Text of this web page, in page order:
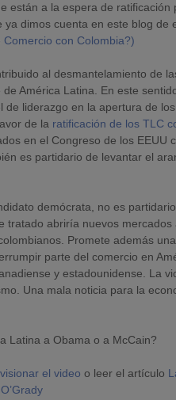
están a la espera de
ya dimos cuenta en este blog de
con Colombia?)
al desmantelamiento de
América Latina. En este
de liderazgo en la apertura de
de la ratificación de los TLC
en el Congreso de los EEUU
es partidario de levantar el
demócrata, no es
tratado abriría nuevos
Promete además
parte del comercio en
y estadounidense. La
Una mala noticia para la
Latina a Obama o a McCain?
visionar el video o leer el artículo